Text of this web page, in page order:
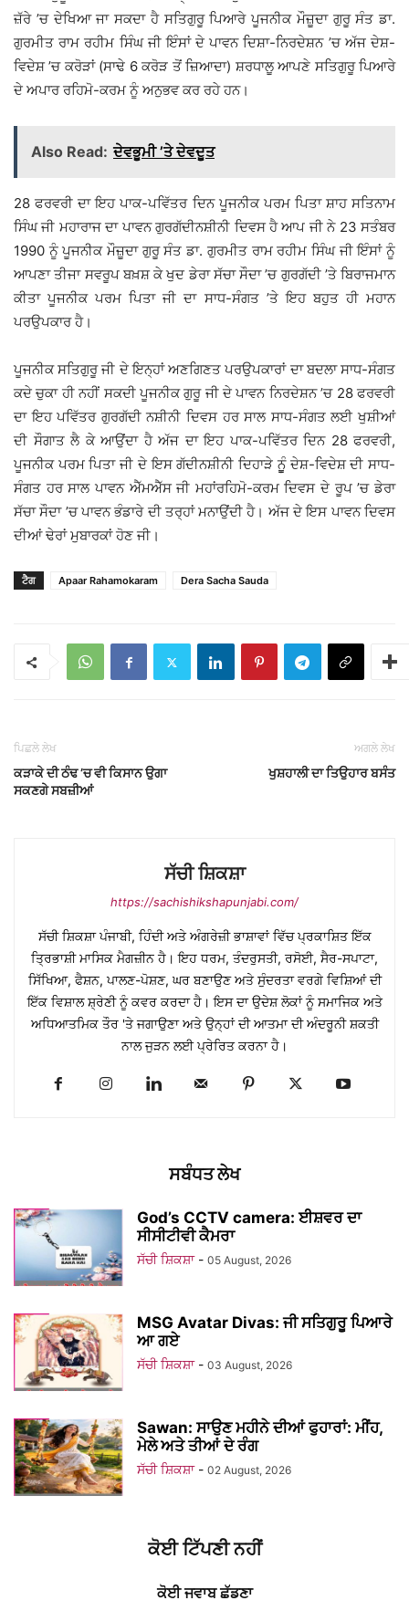
ਜ਼ੱਰੇ ’ਚ ਦੇਖਿਆ ਜਾ ਸਕਦਾ ਹੈ ਸਤਿਗੁਰੂ ਪਿਆਰੇ ਪੂਜਨੀਕ ਮੌਜ਼ੂਦਾ ਗੁਰੂ ਸੰਤ ਡਾ.
ਗੁਰਮੀਤ ਰਾਮ ਰਹੀਮ ਸਿੰਘ ਜੀ ਇੰਸਾਂ ਦੇ ਪਾਵਨ ਦਿਸ਼ਾ-ਨਿਰਦੇਸ਼ਨ ’ਚ ਅੱਜ ਦੇਸ਼-
ਵਿਦੇਸ਼ ’ਚ ਕਰੋੜਾਂ (ਸਾਢੇ 6 ਕਰੋੜ ਤੋਂ ਜ਼ਿਆਦਾ) ਸ਼ਰਧਾਲੂ ਆਪਣੇ ਸਤਿਗੁਰੂ ਪਿਆਰੇ
ਦੇ ਅਪਾਰ ਰਹਿਮੋ-ਕਰਮ ਨੂੰ ਅਨੁਭਵ ਕਰ ਰਹੇ ਹਨ।
Also Read: ਦੇਵਭੂਮੀ ’ਤੇ ਦੇਵਦੂਤ
28 ਫਰਵਰੀ ਦਾ ਇਹ ਪਾਕ-ਪਵਿੱਤਰ ਦਿਨ ਪੂਜਨੀਕ ਪਰਮ ਪਿਤਾ ਸ਼ਾਹ ਸਤਿਨਾਮ
ਸਿੰਘ ਜੀ ਮਹਾਰਾਜ ਦਾ ਪਾਵਨ ਗੁਰਗੱਦੀਨਸ਼ੀਨੀ ਦਿਵਸ ਹੈ ਆਪ ਜੀ ਨੇ 23 ਸਤੰਬਰ
1990 ਨੂੰ ਪੂਜਨੀਕ ਮੌਜ਼ੂਦਾ ਗੁਰੂ ਸੰਤ ਡਾ. ਗੁਰਮੀਤ ਰਾਮ ਰਹੀਮ ਸਿੰਘ ਜੀ ਇੰਸਾਂ ਨੂੰ
ਆਪਣਾ ਤੀਜਾ ਸਵਰੂਪ ਬਖ਼ਸ਼ ਕੇ ਖੁਦ ਡੇਰਾ ਸੱਚਾ ਸੌਦਾ ’ਚ ਗੁਰਗੱਦੀ ’ਤੇ ਬਿਰਾਜਮਾਨ
ਕੀਤਾ ਪੂਜਨੀਕ ਪਰਮ ਪਿਤਾ ਜੀ ਦਾ ਸਾਧ-ਸੰਗਤ ’ਤੇ ਇਹ ਬਹੁਤ ਹੀ ਮਹਾਨ
ਪਰਉਪਕਾਰ ਹੈ।
ਪੂਜਨੀਕ ਸਤਿਗੁਰੂ ਜੀ ਦੇ ਇਨ੍ਹਾਂ ਅਣਗਿਣਤ ਪਰਉਪਕਾਰਾਂ ਦਾ ਬਦਲਾ ਸਾਧ-ਸੰਗਤ
ਕਦੇ ਚੁਕਾ ਹੀ ਨਹੀਂ ਸਕਦੀ ਪੂਜਨੀਕ ਗੁਰੂ ਜੀ ਦੇ ਪਾਵਨ ਨਿਰਦੇਸ਼ਨ ’ਚ 28 ਫਰਵਰੀ
ਦਾ ਇਹ ਪਵਿੱਤਰ ਗੁਰਗੱਦੀ ਨਸ਼ੀਨੀ ਦਿਵਸ ਹਰ ਸਾਲ ਸਾਧ-ਸੰਗਤ ਲਈ ਖੁਸ਼ੀਆਂ
ਦੀ ਸੌਗਾਤ ਲੈ ਕੇ ਆਉਂਦਾ ਹੈ ਅੱਜ ਦਾ ਇਹ ਪਾਕ-ਪਵਿੱਤਰ ਦਿਨ 28 ਫਰਵਰੀ,
ਪੂਜਨੀਕ ਪਰਮ ਪਿਤਾ ਜੀ ਦੇ ਇਸ ਗੱਦੀਨਸ਼ੀਨੀ ਦਿਹਾੜੇ ਨੂੂੰ ਦੇਸ਼-ਵਿਦੇਸ਼ ਦੀ ਸਾਧ-
ਸੰਗਤ ਹਰ ਸਾਲ ਪਾਵਨ ਐੱਮਐੱਸ ਜੀ ਮਹਾਂਰਹਿਮੋ-ਕਰਮ ਦਿਵਸ ਦੇ ਰੂਪ ’ਚ ਡੇਰਾ
ਸੱਚਾ ਸੌਦਾ ’ਚ ਪਾਵਨ ਭੰਡਾਰੇ ਦੀ ਤਰ੍ਹਾਂ ਮਨਾਉਂਦੀ ਹੈ। ਅੱਜ ਦੇ ਇਸ ਪਾਵਨ ਦਿਵਸ
ਦੀਆਂ ਢੇਰਾਂ ਮੁਬਾਰਕਾਂ ਹੋਣ ਜੀ।
ਟੈਗ Apaar Rahamokaram Dera Sacha Sauda
ਪਿਛਲੇ ਲੇਖ
ਕੜਾਕੇ ਦੀ ਠੰਢ ’ਚ ਵੀ ਕਿਸਾਨ ਉਗਾ
ਸਕਣਗੇ ਸਬਜ਼ੀਆਂ
ਅਗਲੇ ਲੇਖ
ਖੁਸ਼ਹਾਲੀ ਦਾ ਤਿਉਹਾਰ ਬਸੰਤ
ਸੱਚੀ ਸ਼ਿਕਸ਼ਾ
https://sachishikshapunjabi.com/
ਸੱਚੀ ਸ਼ਿਕਸ਼ਾ ਪੰਜਾਬੀ, ਹਿੰਦੀ ਅਤੇ ਅੰਗਰੇਜ਼ੀ ਭਾਸ਼ਾਵਾਂ ਵਿੱਚ ਪ੍ਰਕਾਸ਼ਿਤ ਇੱਕ
ਤ੍ਰਿਭਾਸ਼ੀ ਮਾਸਿਕ ਮੈਗਜ਼ੀਨ ਹੈ। ਇਹ ਧਰਮ, ਤੰਦਰੁਸਤੀ, ਰਸੋਈ, ਸੈਰ-ਸਪਾਟਾ,
ਸਿੱਖਿਆ, ਫੈਸ਼ਨ, ਪਾਲਣ-ਪੋਸ਼ਣ, ਘਰ ਬਣਾਉਣ ਅਤੇ ਸੁੰਦਰਤਾ ਵਰਗੇ ਵਿਸ਼ਿਆਂ ਦੀ
ਇੱਕ ਵਿਸ਼ਾਲ ਸ਼੍ਰੇਣੀ ਨੂੰ ਕਵਰ ਕਰਦਾ ਹੈ। ਇਸ ਦਾ ਉਦੇਸ਼ ਲੋਕਾਂ ਨੂੰ ਸਮਾਜਿਕ ਅਤੇ
ਅਧਿਆਤਮਿਕ ਤੌਰ 'ਤੇ ਜਗਾਉਣਾ ਅਤੇ ਉਨ੍ਹਾਂ ਦੀ ਆਤਮਾ ਦੀ ਅੰਦਰੂਨੀ ਸ਼ਕਤੀ
ਨਾਲ ਜੁੜਨ ਲਈ ਪ੍ਰੇਰਿਤ ਕਰਨਾ ਹੈ।
ਸਬੰਧਤ ਲੇਖ
God’s CCTV camera: ਈਸ਼ਵਰ ਦਾ
ਸੀਸੀਟੀਵੀ ਕੈਮਰਾ
ਸੱਚੀ ਸ਼ਿਕਸ਼ਾ - 05 August, 2026
MSG Avatar Divas: ਜੀ ਸਤਿਗੁਰੂ ਪਿਆਰੇ
ਆ ਗਏ
ਸੱਚੀ ਸ਼ਿਕਸ਼ਾ - 03 August, 2026
Sawan: ਸਾਉਣ ਮਹੀਨੇ ਦੀਆਂ ਫੁਹਾਰਾਂ: ਮੀਂਹ,
ਮੇਲੇ ਅਤੇ ਤੀਆਂ ਦੇ ਰੰਗ
ਸੱਚੀ ਸ਼ਿਕਸ਼ਾ - 02 August, 2026
ਕੋਈ ਟਿੱਪਣੀ ਨਹੀਂ
ਕੋਈ ਜਵਾਬ ਛੱਡਣਾ